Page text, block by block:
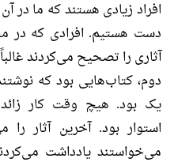
افراد زیادی هستند که ما در
دست هستیم. افرادی که در
آثاری را تصحیح می‌کردند
دوم، کتاب‌هایی بود که
یک بود. هیچ وقت کار
استوار بود. آخرین آثار
می‌خواستند یادداشت